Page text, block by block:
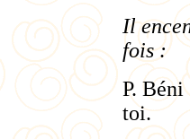
Il
fois :
P.
toi.